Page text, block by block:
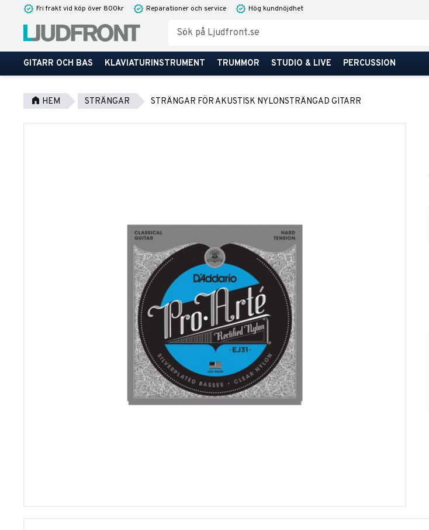
Fri frakt vid köp över 800kr Reparationer och service Hög kundnöjdhet
GITARR OCH BAS KLAVIATURINSTRUMENT TRUMMOR STUDIO & LIVE PERCUSSION
HEM STRÄNGAR STRÄNGAR FÖR AKUSTISK NYLONSTRÄNGAD GITARR